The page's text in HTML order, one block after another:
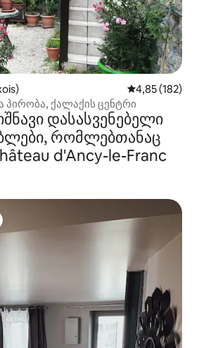
საშუალო
4,85 (182)
პირობა, ქალაქის ცენტრი
დასასვენებელი
რომლებთანაც
d'Ancy-le-Franc